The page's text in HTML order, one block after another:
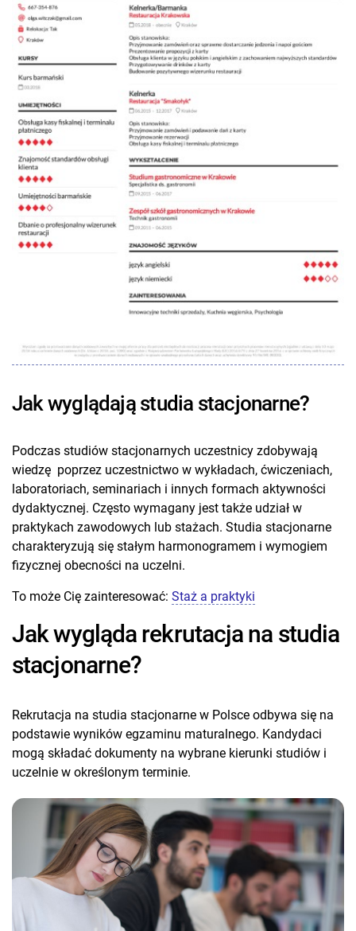
Jak wyglądają studia stacjonarne?
Podczas studiów stacjonarnych uczestnicy zdobywają
wiedzę poprzez uczestnictwo w wykładach, ćwiczeniach,
laboratoriach, seminariach i innych formach aktywności
dydaktycznej. Często wymagany jest także udział w
praktykach zawodowych lub stażach. Studia stacjonarne
charakteryzują się stałym harmonogramem i wymogiem
fizycznej obecności na uczelni.
To może Cię zainteresować: Staż a praktyki
Jak wygląda rekrutacja na studia
stacjonarne?
Rekrutacja na studia stacjonarne w Polsce odbywa się na
podstawie wyników egzaminu maturalnego. Kandydaci
mogą składać dokumenty na wybrane kierunki studiów i
uczelnie w określonym terminie.